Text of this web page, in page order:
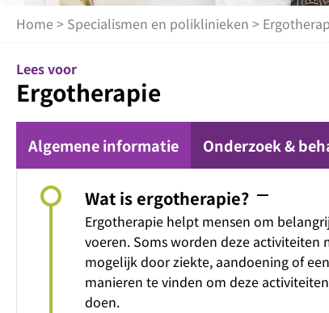
Home > Specialismen en poliklinieken >
Lees voor
Ergotherapie
Algemene informatie Onderzoek &
Wat is ergotherapie? remove
Ergotherapie helpt mensen om
voeren. Soms worden deze
mogelijk door ziekte, aandoening of
manieren te vinden om deze
doen.